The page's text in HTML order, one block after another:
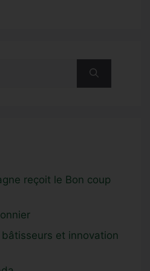
reçoit le Bon coup
bâtisseurs et innovation